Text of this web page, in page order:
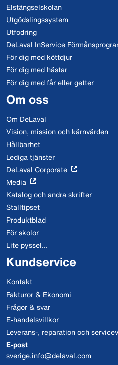
Elstängselskolan
Utgödslingssystem
Utfodring
DeLaval InService
För dig med köttdjur
För dig med hästar
För dig med får eller getter
Om oss
Om DeLaval
Vision, mission och kärnvärden
Hållbarhet
Lediga tjänster
DeLaval Corporate
Media
Katalog och andra skrifter
Stalltipset
Produktblad
För skolor
Lite pyssel...
Kundservice
Kontakt
Fakturor & Ekonomi
Frågor & svar
E-handelsvillkor
Leverans-, reparation och
E-post
sverige.info@delaval.com